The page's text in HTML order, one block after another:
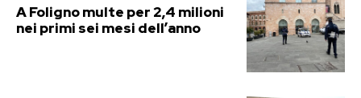
A Foligno multe per 2,4 milioni
nei primi sei mesi dell’anno